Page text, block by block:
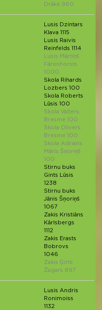
Drāke 960
Lusis Dzintars
Klava 1115
Lusis Raivis
Reinfelds 1114
Lusis Mārtiņš
Fārenhorsts
1000
Skola Rihards
Lozbers 100
Skola Roberts
Lūsis 100
Skola Valters
Bresme 100
Skola Olivers
Bresme 100
Skola Adrians
Māris Šņoriņš
100
Stirnu buks
Gints Lūsis
1238
Stirnu buks
Jānis Šņoriņš
1067
Zakis Kristiāns
Kārlsbergs
1112
Zakis Erasts
Bobrovs
1046
Zakis Ģirts
Žagars 897
Lusis Andris
Ronimoiss
1132